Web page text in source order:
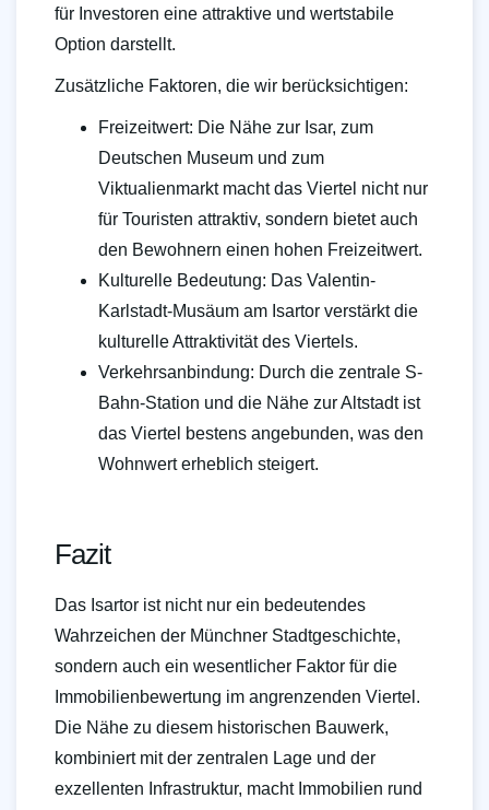
für Investoren eine attraktive und wertstabile
Option darstellt.
Zusätzliche Faktoren, die wir berücksichtigen:
Freizeitwert: Die Nähe zur Isar, zum
Deutschen Museum und zum
Viktualienmarkt macht das Viertel nicht nur
für Touristen attraktiv, sondern bietet auch
den Bewohnern einen hohen Freizeitwert.
Kulturelle Bedeutung: Das Valentin-
Karlstadt-Musäum am Isartor verstärkt die
kulturelle Attraktivität des Viertels.
Verkehrsanbindung: Durch die zentrale S-
Bahn-Station und die Nähe zur Altstadt ist
das Viertel bestens angebunden, was den
Wohnwert erheblich steigert.
Fazit
Das Isartor ist nicht nur ein bedeutendes
Wahrzeichen der Münchner Stadtgeschichte,
sondern auch ein wesentlicher Faktor für die
Immobilienbewertung im angrenzenden Viertel.
Die Nähe zu diesem historischen Bauwerk,
kombiniert mit der zentralen Lage und der
exzellenten Infrastruktur, macht Immobilien rund